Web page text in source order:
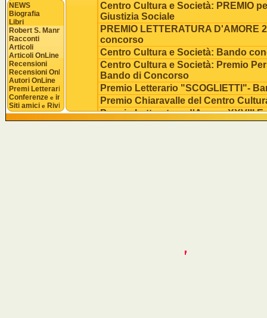
Centro Cultura e Società: PREMIO
Giustizia Sociale
PREMIO LETTERATURA D'AMORE
concorso
Centro Cultura e Società: Bando
Centro Cultura e Società: Premio
Bando di Concorso
Premio Letterario "SCOGLIETTI"-
Premio Chiaravalle del Centro
Premio Letteratura d'Amore XXVIII
Concorso
Premio Chiaravalle- Bando concorso
NEWS
Biografia
Libri
Robert S. Mannon
Racconti
Articoli
Articoli OnLine
Recensioni
Recensioni OnLine
Autori OnLine
Premi Letterari
Conferenze e interviste
Siti amici e Riviste